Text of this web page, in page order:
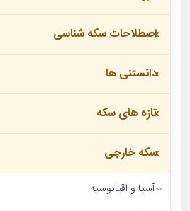
اصطلاحات سکه شناسی
دانستنی ها
تازه های سکه
سکه خارجی
آسیا و اقیانوسیه